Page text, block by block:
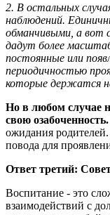
2. В остальных
наблюдений.
обманчивыми, а вот
дадут более
постоянные или
периодичностью
которые держатся
Но в любом случае
свою озабоченность.
ожидания
повода для
Ответ третий:
Воспитание - это
взаимодействий с